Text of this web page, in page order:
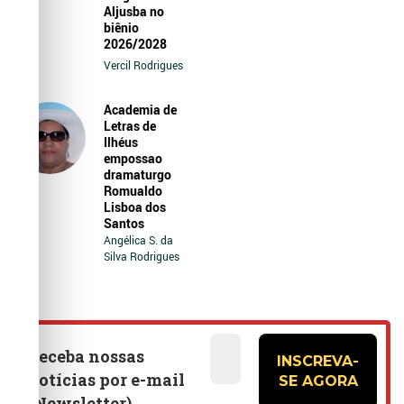
Aljusba no
biênio
2026/2028
Vercil Rodrigues
Academia de
Letras de
Ilhéus
empossao
dramaturgo
Romualdo
Lisboa dos
Santos
Angélica S. da
Silva Rodrigues